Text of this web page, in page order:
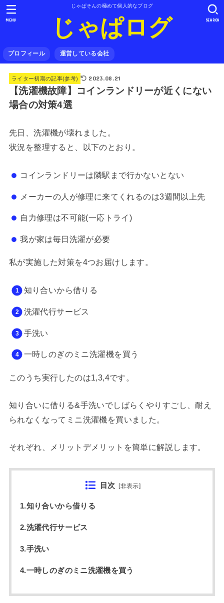
じゃぱそんの極めて個人的なブログ
じゃぱログ
プロフィール 運営している会社
SEARCH
MENU
ライター初期の記事(参考) 2023.08.21
【洗濯機故障】コインランドリーが近くにない
場合の対策4選
先日、洗濯機が壊れました。
状況を整理すると、以下のとおり。
コインランドリーは隣駅まで行かないとない
メーカーの人が修理に来てくれるのは3週間以上先
自力修理は不可能(一応トライ)
我が家は毎日洗濯が必要
私が実施した対策を4つお届けします。
知り合いから借りる
洗濯代行サービス
手洗い
一時しのぎのミニ洗濯機を買う
このうち実行したのは1,3,4です。
知り合いに借りる&手洗いでしばらくやりすごし、耐え
られなくなってミニ洗濯機を買いました。
それぞれ、メリットデメリットを簡単に解説します。
目次 [非表示]
1.知り合いから借りる
2.洗濯代行サービス
3.手洗い
4.一時しのぎのミニ洗濯機を買う